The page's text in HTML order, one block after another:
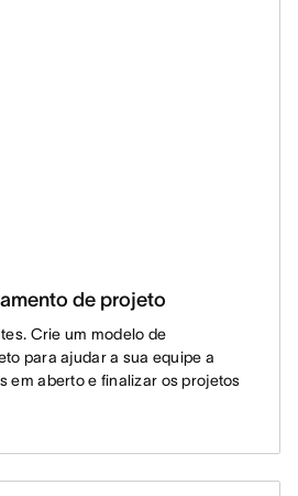
de projeto
Crie um modelo de
para ajudar a sua equipe a
em aberto e finalizar os projetos